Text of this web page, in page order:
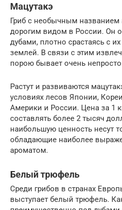
Мацутакэ
Гриб с необычным названием
дорогим видом в России. Он
дубами, плотно срастаясь с
землей. В связи с этим
порою бывает очень
Растут и развиваются
условиях лесов Японии,
Америки и России. Цена за 1
составлять более 2 тысяч
наибольшую ценность несут
обладающие наиболее
ароматом.
Белый трюфель
Среди грибов в странах
выступает белый трюфель.